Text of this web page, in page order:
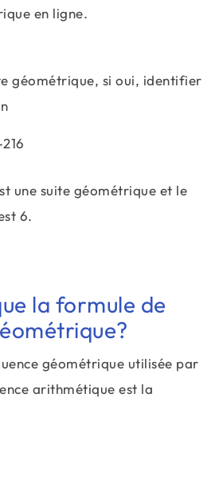
en ligne.
géométrique, si oui, identifier
une suite géométrique et le
6.
la formule de
géométrique utilisée par
arithmétique est la